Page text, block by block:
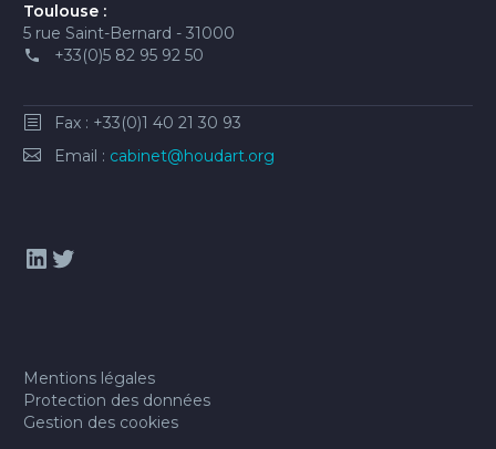
Toulouse :
5 rue Saint-Bernard - 31000
+33(0)5 82 95 92 50
Fax : +33(0)1 40 21 30 93
Email : cabinet@houdart.org
LinkedIn
Twitter
Mentions légales
Protection des données
Gestion des cookies